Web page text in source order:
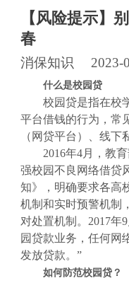
【风险提示】
春
消保知识 2023-
什么是校园贷
校园贷是指在校
平台借钱的行为，常
（网贷平台）、线下
2016年4月，教
强校园不良网络借贷
知》，明确要求各高
机制和实时预警机制
对处置机制。2017年
园贷款业务，任何网
发放贷款。”
如何防范校园贷？